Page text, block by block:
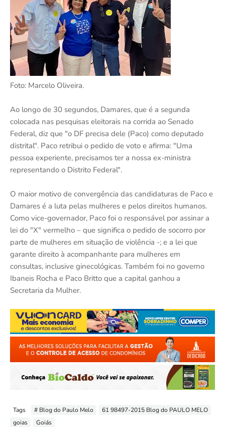
Foto: Marcelo Oliveira.
Ao longo de 30 segundos, Damares, que é a segunda
colocada nas pesquisas eleitorais na corrida ao Senado
Federal, diz que "o DF precisa dele (Paco) como deputado
distrital". Paco retribui o pedido de voto e afirma: "Uma
pessoa experiente, precisamos ter a nossa ex-ministra
representando o Distrito Federal".
O maior motivo de convergência das candidaturas de Paco e
Damares é a luta pelas mulheres e pelos direitos humanos.
Como vice-governador, Paco foi o responsável por assinar a
lei do "X" vermelho – que significa o pedido de socorro por
parte de mulheres em situação de violência -; e a lei que
garante direito à acompanhante para mulheres em
consultas, inclusive ginecológicas. Também foi no governo
Ibaneis Rocha e Paco Britto que a capital ganhou a
Secretaria da Mulher.
Tags # Blog do Paulo Melo
61 98497-2015 Blog do PAULO MELO
goias
Goiás